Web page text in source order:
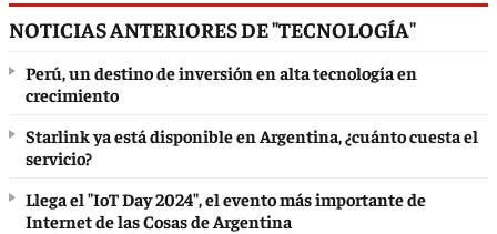
NOTICIAS ANTERIORES DE "TECNOLOGÍA"
Perú, un destino de inversión en alta tecnología en
crecimiento
Starlink ya está disponible en Argentina, ¿cuánto cuesta el
servicio?
Llega el "IoT Day 2024", el evento más importante de
Internet de las Cosas de Argentina